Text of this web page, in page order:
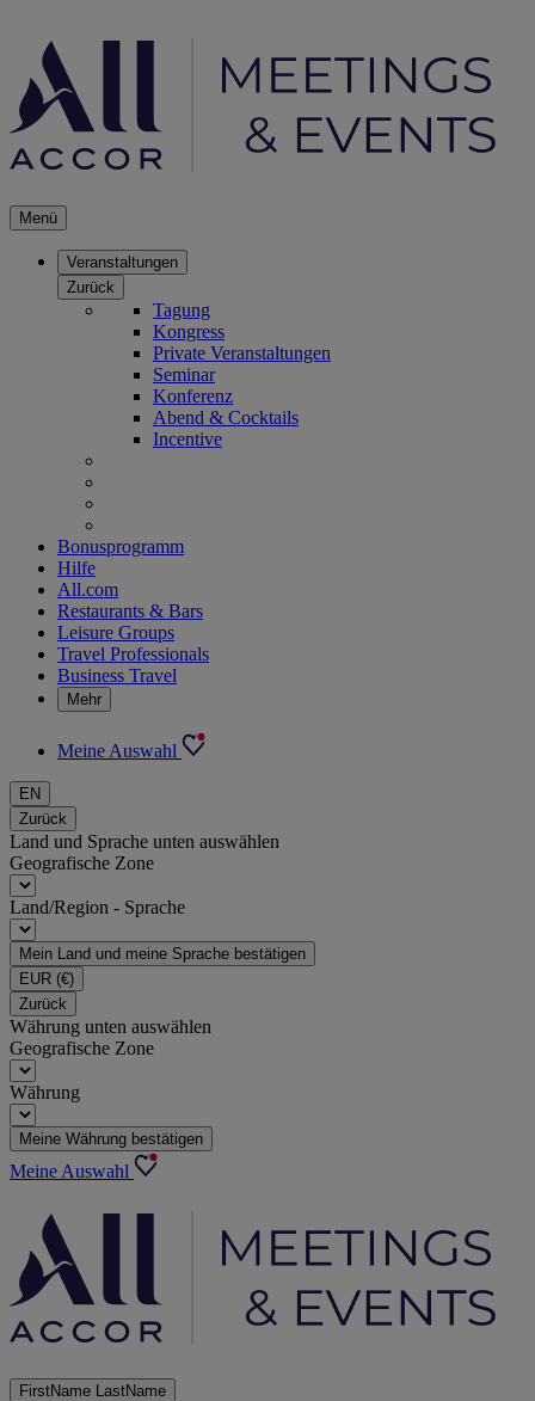
Menü
Veranstaltungen
Zurück
Tagung
Kongress
Private Veranstaltungen
Seminar
Konferenz
Abend & Cocktails
Incentive
Bonusprogramm
Hilfe
All.com
Restaurants & Bars
Leisure Groups
Travel Professionals
Business Travel
Mehr
Meine Auswahl
EN
Zurück
Land und Sprache unten auswählen
Geografische Zone
Land/Region - Sprache
Mein Land und meine Sprache bestätigen
EUR (€)
Zurück
Währung unten auswählen
Geografische Zone
Währung
Meine Währung bestätigen
Meine Auswahl
FirstName LastName